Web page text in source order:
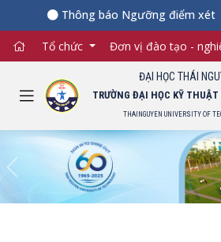
Thông báo Ngưỡng điểm xét
Tổ chức Đơn vị đào tạo -
ĐẠI HỌC THÁI
TRƯỜNG ĐẠI HỌC KỸ THUẬT
THAINGUYEN UNIVERSITY OF
Previous